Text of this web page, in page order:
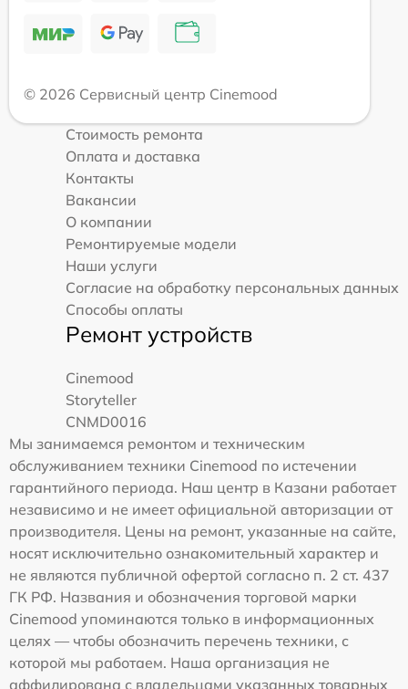
© 2026 Сервисный центр Cinemood
Стоимость ремонта
Оплата и доставка
Контакты
Вакансии
О компании
Ремонтируемые модели
Наши услуги
Согласие на обработку персональных данных
Способы оплаты
Ремонт устройств
Cinemood
Storyteller
CNMD0016
Мы занимаемся ремонтом и техническим
обслуживанием техники Cinemood по истечении
гарантийного периода. Наш центр в Казани работает
независимо и не имеет официальной авторизации от
производителя. Цены на ремонт, указанные на сайте,
носят исключительно ознакомительный характер и
не являются публичной офертой согласно п. 2 ст. 437
ГК РФ. Названия и обозначения торговой марки
Cinemood упоминаются только в информационных
целях — чтобы обозначить перечень техники, с
которой мы работаем. Наша организация не
аффилирована с владельцами указанных товарных